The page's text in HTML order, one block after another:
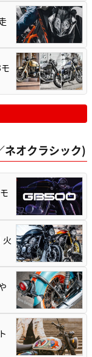
ネオクラシック)
火